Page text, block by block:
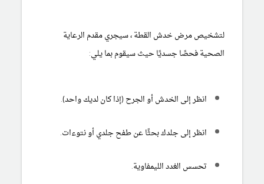
لتشخيص مرض خدش القطة ، سيجري مقدم الرعاية
الصحية فحصًا جسديًا حيث سيقوم بما يلي:
انظر إلى الخدش أو الجرح (إذا كان لديك واحد).
انظر إلى جلدك بحثًا عن طفح جلدي أو نتوءات.
تحسس الغدد الليمفاوية.